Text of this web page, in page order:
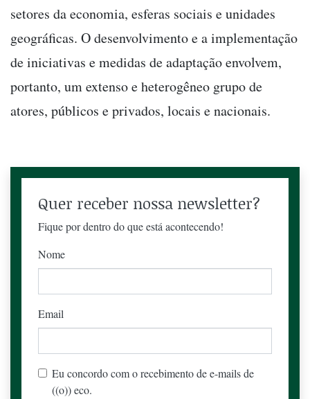
setores da economia, esferas sociais e unidades
geográficas. O desenvolvimento e a implementação
de iniciativas e medidas de adaptação envolvem,
portanto, um extenso e heterogêneo grupo de
atores, públicos e privados, locais e nacionais.
Quer receber nossa newsletter?
Fique por dentro do que está acontecendo!
Nome
Email
Eu concordo com o recebimento de e-mails de
((o)) eco.